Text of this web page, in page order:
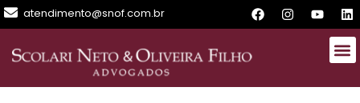
atendimento@snof.com.br